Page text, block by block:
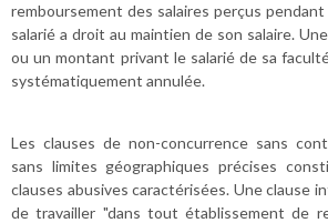
remboursement des salaires perçus
salarié a droit au maintien de son salaire.
ou un montant privant le salarié de sa
systématiquement annulée.
Les clauses de non-concurrence sans
sans limites géographiques précises
clauses abusives caractérisées. Une clause
de travailler "dans tout établissement de